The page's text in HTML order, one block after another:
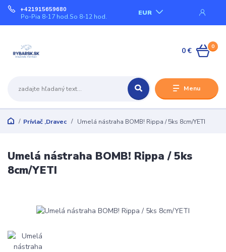
Menu
EUR
+421915659680
Po-Pia 8-17 hod.So 8-12 hod.
0
0 €
Prívlač ,Dravec Umelá nástraha BOMB! Rippa / 5ks 8cm/YETI
Umelá nástraha BOMB! Rippa / 5ks
8cm/YETI